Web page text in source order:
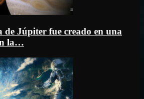
de Júpiter fue creado en una
la…